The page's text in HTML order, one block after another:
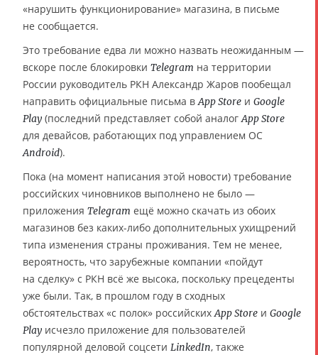
«нарушить функционирование» магазина, в письме
не сообщается.
Это требование едва ли можно назвать неожиданным —
вскоре после блокировки Telegram на территории
России руководитель РКН Александр Жаров пообещал
направить официальные письма вApp Store и Google
Play (последний представляет собой аналогApp Store
для девайсов, работающих под управлением ОС
Android).
Пока (на момент написания этой новости) требование
российских чиновников выполнено не было —
приложения Telegram ещё можно скачать из обоих
магазинов без каких-либо дополнительных ухищрений
типа изменения страны проживания. Тем не менее,
вероятность, что зарубежные компании «пойдут
на сделку» с РКН всё же высока, поскольку прецеденты
уже были. Так, в прошлом году в сходных
обстоятельствах «с полок» российскихApp Store и Google
Play исчезло приложение для пользователей
популярной деловой соцсети LinkedIn, также